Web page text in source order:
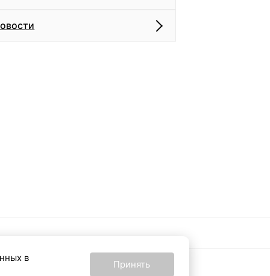
в
Принять